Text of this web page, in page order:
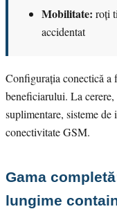
Mobilitate: roți
accidentat
Configurația conectică a
beneficiarului. La
suplimentare, sisteme
conectivitate GSM.
Gama
lungime